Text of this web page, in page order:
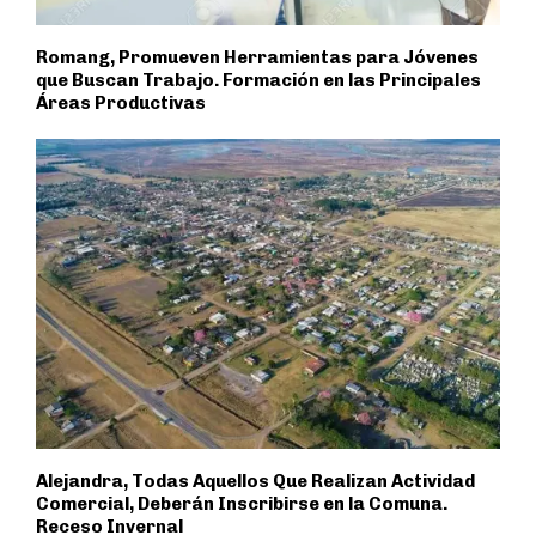
Romang, Promueven Herramientas para Jóvenes
que Buscan Trabajo. Formación en las Principales
Áreas Productivas
Alejandra, Todas Aquellos Que Realizan Actividad
Comercial, Deberán Inscribirse en la Comuna.
Receso Invernal